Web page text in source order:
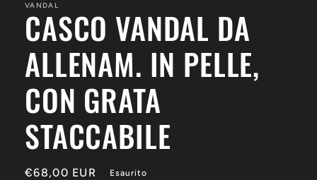
1
in
finestra
modale
VANDAL
CASCO VANDAL DA
ALLENAM. IN PELLE,
CON GRATA
STACCABILE
Prezzo
€68,00 EUR Esaurito